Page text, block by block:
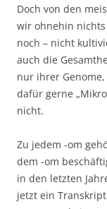
Doch von den
wir ohnehin nichts
noch – nicht
auch die
nur ihrer
dafür gerne
nicht.
Zu jedem -om
dem -om
in den letzten
jetzt ein